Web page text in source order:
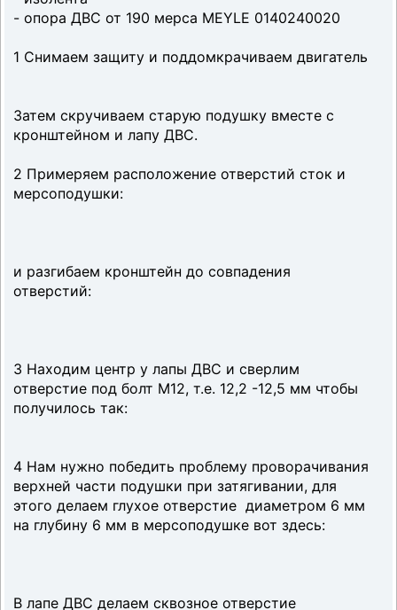
- опора ДВС от 190 мерса MEYLE 0140240020
1 Снимаем защиту и поддомкрачиваем двигатель
Затем скручиваем старую подушку вместе с
кронштейном и лапу ДВС.
2 Примеряем расположение отверстий сток и
мерсоподушки:
и разгибаем кронштейн до совпадения
отверстий:
3 Находим центр у лапы ДВС и сверлим
отверстие под болт М12, т.е. 12,2 -12,5 мм чтобы
получилось так:
4 Нам нужно победить проблему проворачивания
верхней части подушки при затягивании, для
этого делаем глухое отверстие диаметром 6 мм
на глубину 6 мм в мерсоподушке вот здесь:
В лапе ДВС делаем сквозное отверстие